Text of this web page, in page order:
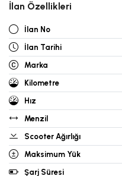
İlan Özellikleri
İlan No
İlan Tarihi
Marka
Kilometre
Hız
Menzil
Scooter Ağırlığı
Maksimum Yük
Şarj Süresi